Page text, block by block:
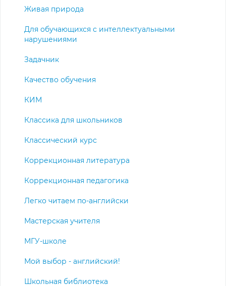
Живая природа
Для обучающихся с интеллектуальными
нарушениями
Задачник
Качество обучения
КИМ
Классика для школьников
Классический курс
Коррекционная литература
Коррекционная педагогика
Легко читаем по-английски
Мастерская учителя
МГУ-школе
Мой выбор - английский!
Школьная библиотека